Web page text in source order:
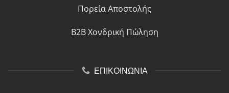
Πορεία Αποστολής
B2B Χονδρική Πώληση
ΕΠΙΚΟΙΝΩΝΙΑ